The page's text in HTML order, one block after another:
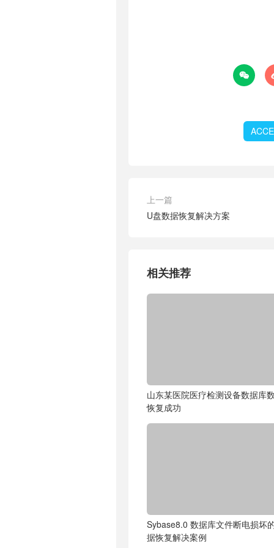

上一篇
U盘数据恢复解决方案
相关推荐
山东某医院医疗检测设备数据库
恢复成功
Sybase8.0 数据库文件断电损坏
据恢复解决案例